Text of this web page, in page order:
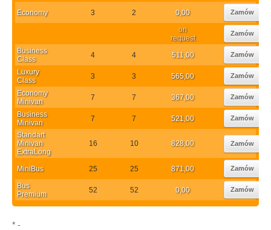
Economy 3 2 0,00 Zamów
on
request
Zamów
Business
Class
4 4 511,00 Zamów
Luxury
Class
3 3 565,00 Zamów
Economy
Minivan
7 7 367,00 Zamów
Business
Minivan
7 7 521,00 Zamów
Standart
Minivan
ExtraLong
16 10 828,00 Zamów
MiniBus 25 25 871,00 Zamów
Bus
Premium
52 52 0,00 Zamów
* -